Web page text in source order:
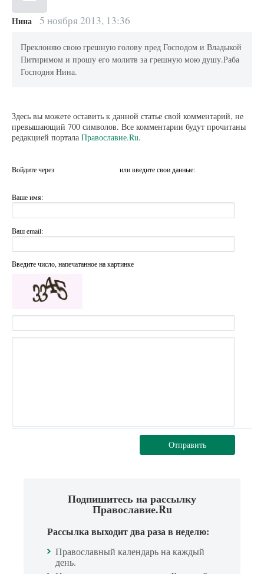
Нина 5 ноября 2013, 13:36
Преклоняю свою грешную голову пред Господом и Владыкой
Питиримом и прошу его молитв за грешную мою душу.Раба
Господня Нина.
Здесь вы можете оставить к данной статье свой комментарий, не
превышающий 700 символов. Все комментарии будут прочитаны
редакцией портала Православие.Ru.
Войдите через или введите свои данные:
Ваше имя:
Ваш email:
Введите число, напечатанное на картинке
Отправить
Подпишитесь на рассылку
Православие.Ru
Рассылка выходит два раза в неделю:
Православный календарь на каждый
день.